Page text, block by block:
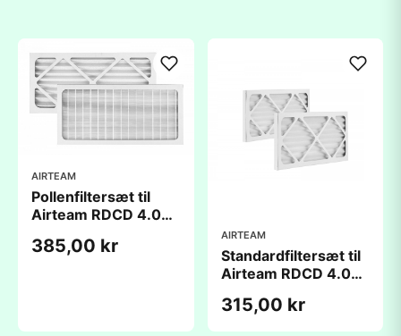
AIRTEAM
Pollenfiltersæt til
Airteam RDCD 4.0
385,00 kr
AIRTEAM
Standardfiltersæt til
Airteam RDCD 4.0
315,00 kr